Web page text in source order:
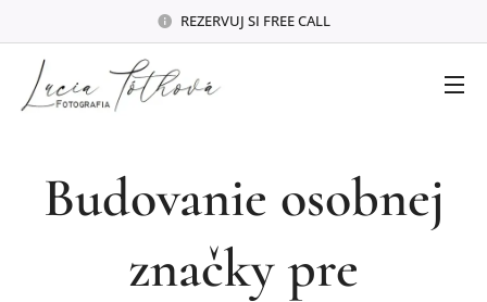
REZERVUJ SI FREE CALL
Budovanie osobnej
značky pre